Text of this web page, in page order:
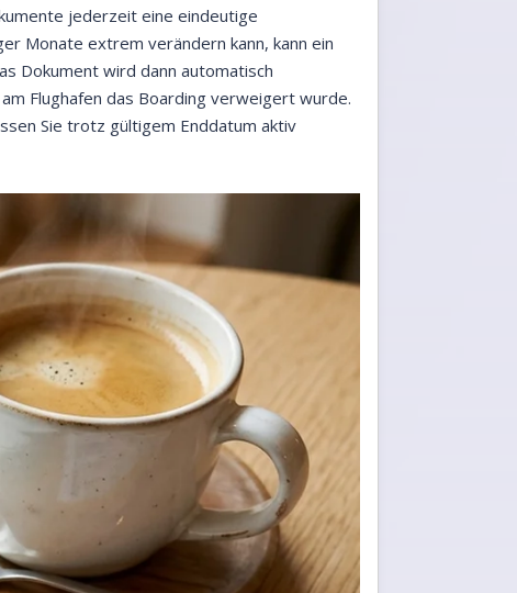
jederzeit eine eindeutige
Monate extrem verändern kann, kann ein
Dokument wird dann automatisch
Flughafen das Boarding verweigert wurde.
Sie trotz gültigem Enddatum aktiv